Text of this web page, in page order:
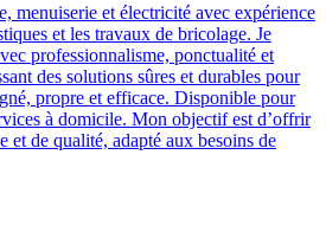
menuiserie et électricité avec expérience
et les travaux de bricolage. Je
professionnalisme, ponctualité et
des solutions sûres et durables pour
propre et efficace. Disponible pour
à domicile. Mon objectif est d’offrir
et de qualité, adapté aux besoins de